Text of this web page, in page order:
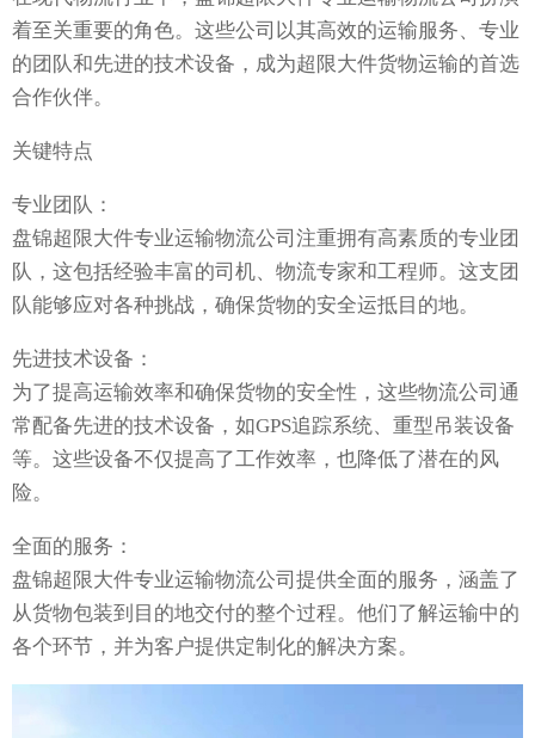
着至关重要的角色。这些公司以其高效的运输服务、专业
的团队和先进的技术设备，成为超限大件货物运输的首选
合作伙伴。
关键特点
专业团队：
盘锦超限大件专业运输物流公司注重拥有高素质的专业团
队，这包括经验丰富的司机、物流专家和工程师。这支团
队能够应对各种挑战，确保货物的安全运抵目的地。
先进技术设备：
为了提高运输效率和确保货物的安全性，这些物流公司通
常配备先进的技术设备，如GPS追踪系统、重型吊装设备
等。这些设备不仅提高了工作效率，也降低了潜在的风
险。
全面的服务：
盘锦超限大件专业运输物流公司提供全面的服务，涵盖了
从货物包装到目的地交付的整个过程。他们了解运输中的
各个环节，并为客户提供定制化的解决方案。